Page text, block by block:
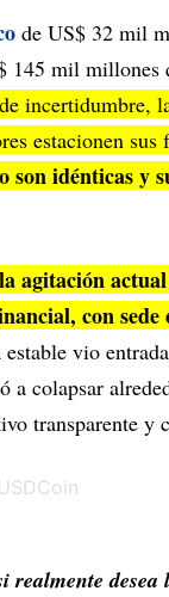
de US$ 32 mil
145 mil millones
incertidumbre,
estacionen sus
son idénticas y
agitación
, con
vio
a colapsar
transparente y